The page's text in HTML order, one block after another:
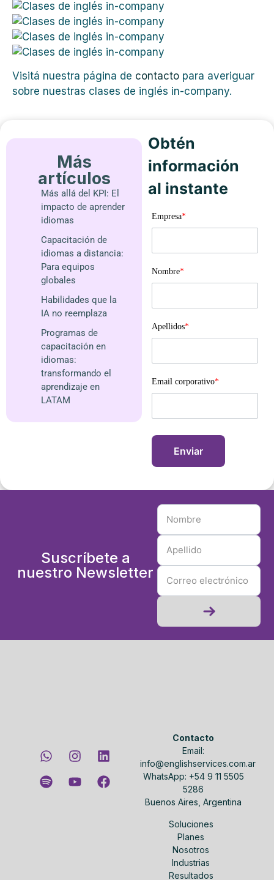
Visitá nuestra página de contacto para averiguar
sobre nuestras clases de inglés in-company.
Más
artículos
Más allá del KPI: El
impacto de aprender
idiomas
Capacitación de
idiomas a distancia:
Para equipos
globales
Habilidades que la
IA no reemplaza
Programas de
capacitación en
idiomas:
transformando el
aprendizaje en
LATAM
Obtén
información
al instante
Empresa*
Nombre*
Apellidos*
Email corporativo*
Suscríbete a
nuestro Newsletter
Contacto
Email:
info@englishservices.com.ar
WhatsApp: +54 9 11 5505
5286
Buenos Aires, Argentina
Soluciones
Planes
Nosotros
Industrias
Resultados